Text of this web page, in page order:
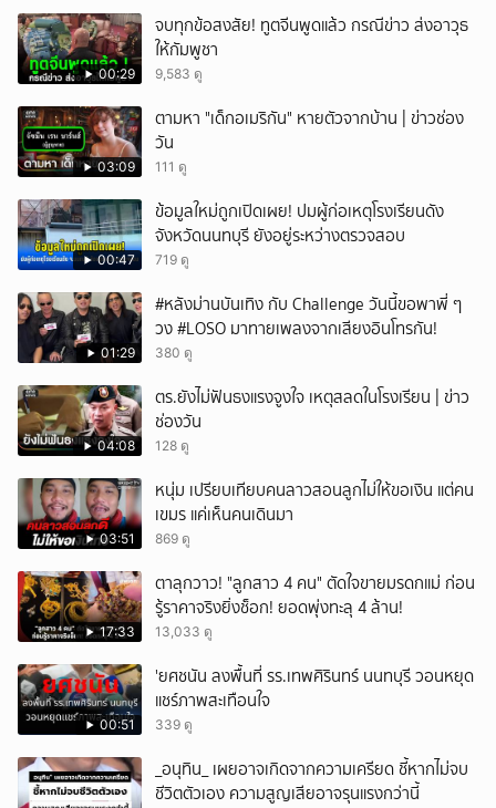
00:29
จบทุกข้อสงสัย! ทูตจีนพูดแล้ว กรณีข่าว ส่งอาวุธ
ให้กัมพูชา
9,583 ดู
03:09
ตามหา "เด็กอเมริกัน" หายตัวจากบ้าน | ข่าวช่อง
วัน
111 ดู
00:47
ข้อมูลใหม่ถูกเปิดเผย! ปมผู้ก่อเหตุโรงเรียนดัง
จังหวัดนนทบุรี ยังอยู่ระหว่างตรวจสอบ
719 ดู
01:29
#หลังม่านบันเทิง กับ Challenge วันนี้ขอพาพี่ ๆ
วง #LOSO มาทายเพลงจากเสียงอินโทรกัน!
380 ดู
04:08
ตร.ยังไม่ฟันธงแรงจูงใจ เหตุสลดในโรงเรียน | ข่าว
ช่องวัน
128 ดู
03:51
หนุ่ม เปรียบเทียบคนลาวสอนลูกไม่ให้ขอเงิน แต่คน
เขมร แค่เห็นคนเดินมา
869 ดู
17:33
ตาลุกวาว! "ลูกสาว 4 คน" ตัดใจขายมรดกแม่ ก่อน
รู้ราคาจริงยิ่งช็อก! ยอดพุ่งทะลุ 4 ล้าน!
13,033 ดู
00:51
'ยศชนัน ลงพื้นที่ รร.เทพศิรินทร์ นนทบุรี วอนหยุด
แชร์ภาพสะเทือนใจ
339 ดู
_อนุทิน_ เผยอาจเกิดจากความเครียด ชี้หากไม่จบ
ชีวิตตัวเอง ความสูญเสียอาจรุนแรงกว่านี้